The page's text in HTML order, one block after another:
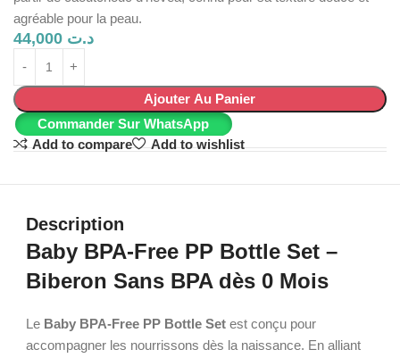
agréable pour la peau.
د.ت
Ajouter Au Panier
Commander Sur WhatsApp
Add to compare
Add to wishlist
Description
Baby BPA-Free PP Bottle Set –
Biberon Sans BPA dès 0 Mois
Le Baby BPA-Free PP Bottle Set est conçu pour
accompagner les nourrissons dès la naissance. En alliant